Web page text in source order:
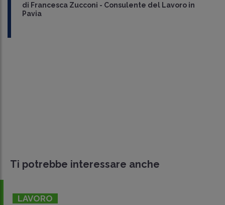
di Francesca Zucconi - Consulente del Lavoro in
Pavia
Ti potrebbe interessare anche
LAVORO